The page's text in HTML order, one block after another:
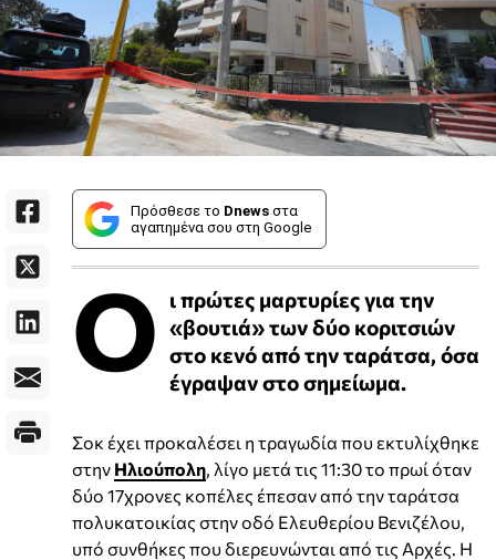
Πρόσθεσε το Dnews στα
αγαπημένα σου στη Google
Ο ι πρώτες μαρτυρίες για την
«βουτιά» των δύο κοριτσιών
στο κενό από την ταράτσα, όσα
έγραψαν στο σημείωμα.
Σοκ έχει προκαλέσει η τραγωδία που εκτυλίχθηκε
στην Ηλιούπολη , λίγο μετά τις 11:30 το πρωί όταν
δύο 17χρονες κοπέλες έπεσαν από την ταράτσα
πολυκατοικίας στην οδό Ελευθερίου Βενιζέλου,
υπό συνθήκες που διερευνώνται από τις Αρχές. H